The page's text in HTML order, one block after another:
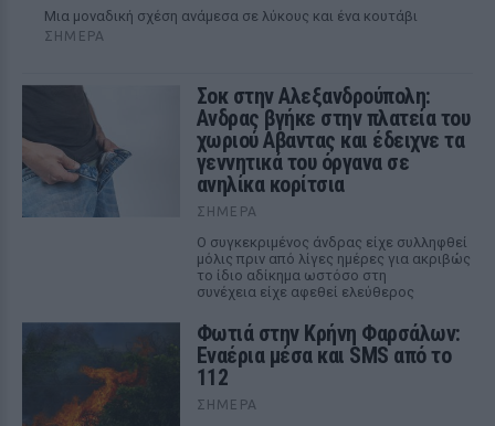
Μια μοναδική σχέση ανάμεσα σε λύκους και ένα κουτάβι
ΣΉΜΕΡΑ
Σοκ στην Αλεξανδρούπολη:
Ανδρας βγήκε στην πλατεία του
χωριού Αβαντας και έδειχνε τα
γεννητικά του όργανα σε
ανηλίκα κορίτσια
ΣΉΜΕΡΑ
Ο συγκεκριμένος άνδρας είχε συλληφθεί
μόλις πριν από λίγες ημέρες για ακριβώς
το ίδιο αδίκημα ωστόσο στη
συνέχεια είχε αφεθεί ελεύθερος
Φωτιά στην Κρήνη Φαρσάλων:
Εναέρια μέσα και SMS από το
112
ΣΉΜΕΡΑ